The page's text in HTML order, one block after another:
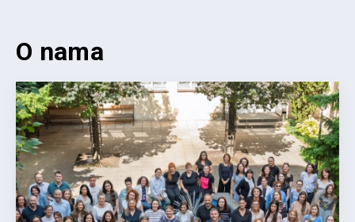
O nama